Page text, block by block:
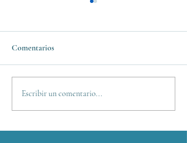
Reproductive Environment in
Patients with SLE
Comentarios
Escribir un comentario...